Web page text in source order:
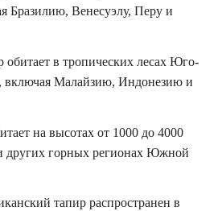
Бразилию, Венесуэлу, Перу и
в тропических лесах Юго-
включая Малайзию, Индонезию и
на высотах от 1000 до 4000
других горных регионах Южной
тапир распространен в